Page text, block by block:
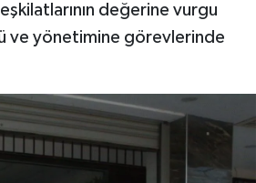
değerine vurgu
ve yönetimine görevlerinde